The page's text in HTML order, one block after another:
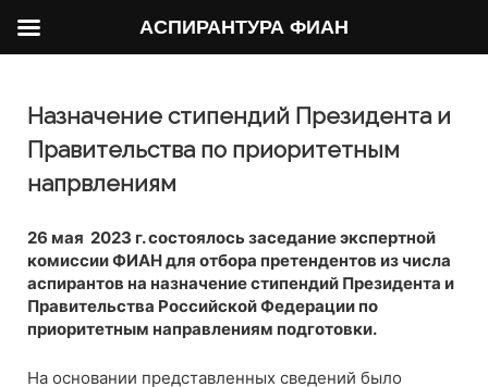
Назначение стипендий Президента и
Правительства по приоритетным
напрвлениям
26 мая 2023 г. состоялось заседание экспертной
комиссии ФИАН для отбора претендентов из числа
аспирантов на назначение стипендий Президента и
Правительства Российской Федерации по
приоритетным направлениям подготовки.
На основании представленных сведений было
АСПИРАНТУРА ФИАН